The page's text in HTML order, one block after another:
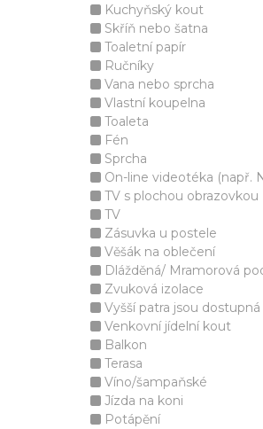
Kuchyňský kout
Skříň nebo šatna
Toaletní papír
Ručníky
Vana nebo sprcha
Vlastní koupelna
Toaleta
Fén
Sprcha
On-line videotéka (např.
TV s plochou obrazovkou
TV
Zásuvka u postele
Věšák na oblečení
Dlážděná/ Mramorová
Zvuková izolace
Vyšší patra jsou
Venkovní jídelní kout
Balkon
Terasa
Víno/šampaňské
Jízda na koni
Potápění